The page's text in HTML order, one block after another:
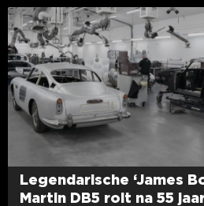
Legendarische ‘James
Martin DB5 rolt na 55